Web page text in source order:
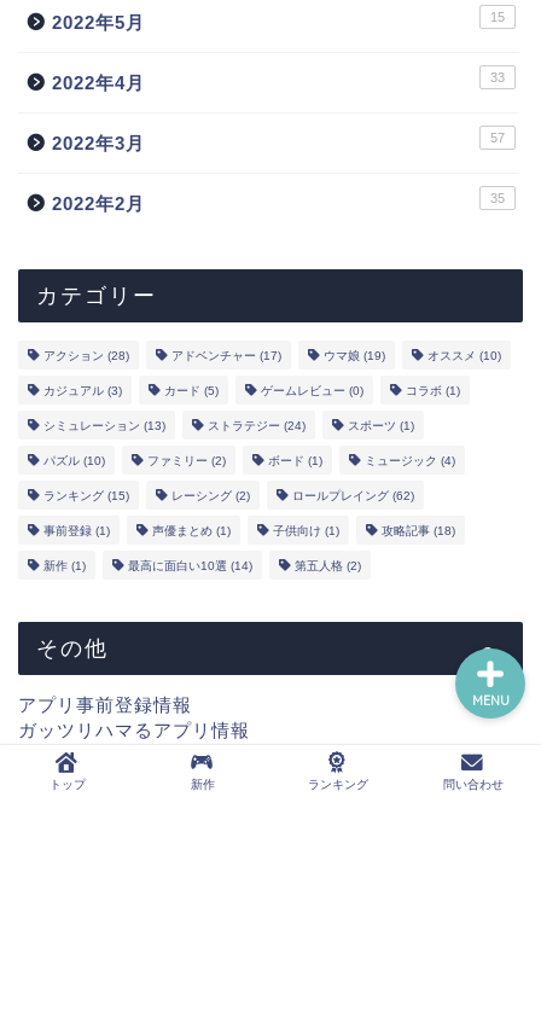
2022年5月 15
2022年4月 33
2022年3月 57
2022年2月 35
カテゴリー
アクション (28) アドベンチャー (17) ウマ娘 (19) オススメ (10)
カジュアル (3) カード (5) ゲームレビュー (0) コラボ (1)
シミュレーション (13) ストラテジー (24) スポーツ (1)
パズル (10) ファミリー (2) ボード (1) ミュージック (4)
ランキング (15) レーシング (2) ロールプレイング (62)
事前登録 (1) 声優まとめ (1) 子供向け (1) 攻略記事 (18)
新作 (1) 最高に面白い10選 (14) 第五人格 (2)
その他
アプリ事前登録情報
ガッツリハマるアプリ情報
新作情報
コラボ情報
トップ 新作 ランキング 問い合わせ
MENU
事前登録
声優
YouTube
問い合わせ